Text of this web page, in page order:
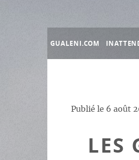
GUALENI.COM
Publié le 6 août
LES